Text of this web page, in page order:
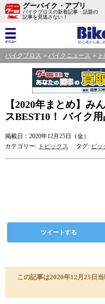
グーバイク・アプリ
バイクブロスの新着記事・話題の
記事を見逃さない！
バイクブロス バイクニュース
【2020年まとめ】み
スBEST10！ バイク
掲載日：2020年12月25日（金）
カテゴリー: トピックス タグ: ピッ
ツイートする
この記事は2020年12月25日